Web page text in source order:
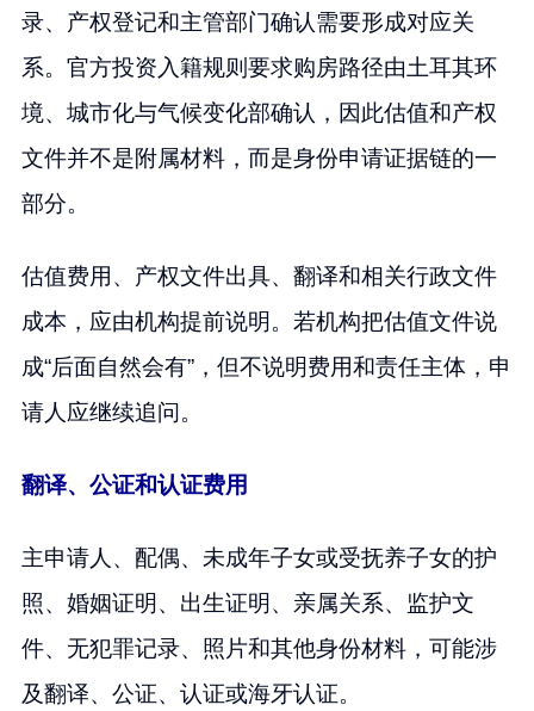
录、产权登记和主管部门确认需要形成对应关
系。官方投资入籍规则要求购房路径由土耳其环
境、城市化与气候变化部确认，因此估值和产权
文件并不是附属材料，而是身份申请证据链的一
部分。
估值费用、产权文件出具、翻译和相关行政文件
成本，应由机构提前说明。若机构把估值文件说
成“后面自然会有”，但不说明费用和责任主体，申
请人应继续追问。
翻译、公证和认证费用
主申请人、配偶、未成年子女或受抚养子女的护
照、婚姻证明、出生证明、亲属关系、监护文
件、无犯罪记录、照片和其他身份材料，可能涉
及翻译、公证、认证或海牙认证。